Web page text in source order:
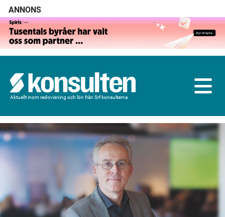
ANNONS
Aktuellt inom redovisning och lön från Srf konsulterna